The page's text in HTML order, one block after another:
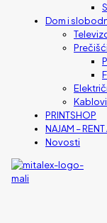
Dom i
PRINTSHOP
NAJAM – RENT
Novosti